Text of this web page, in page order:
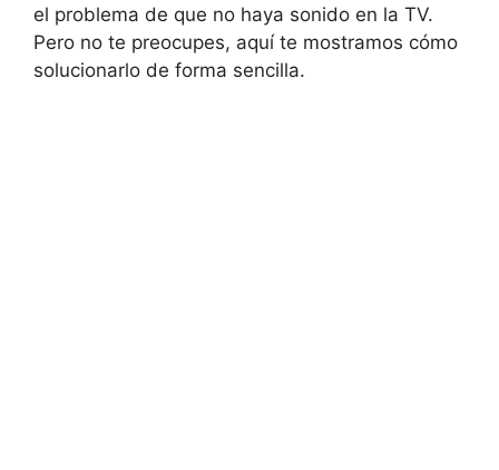
el problema de que no haya sonido en la TV.
Pero no te preocupes, aquí te mostramos cómo
solucionarlo de forma sencilla.